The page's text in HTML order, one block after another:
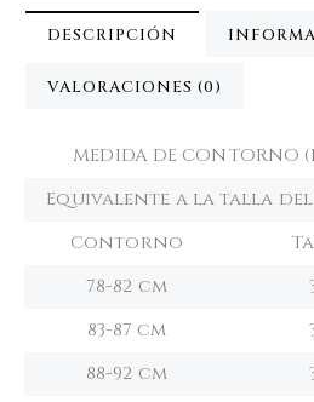
DESCRIPCIÓN
VALORACIONES (0)
MEDIDA DE CONTORNO
Equivalente a la talla del
Contorno
78-82 cm
83-87 cm
88-92 cm